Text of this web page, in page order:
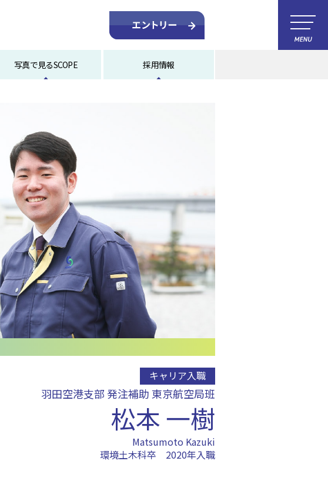
写真で見るSCOPE 採用情報
キャリア入職
羽田空港支部 発注補助 東京航空局班
松本 一樹
Matsumoto Kazuki
環境土木科卒 2020年入職